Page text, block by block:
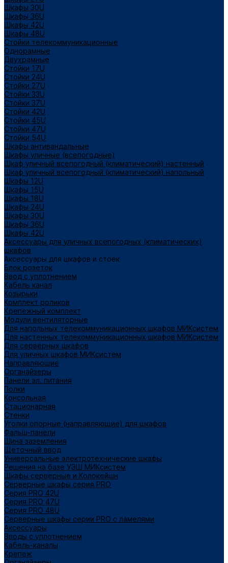
Шкафы 30U
Шкафы 36U
Шкафы 42U
Шкафы 48U
Стойки телекоммуникационные
Однорамные
Двухрамные
Стойки 17U
Стойки 24U
Стойки 27U
Стойки 33U
Стойки 37U
Стойки 42U
Стойки 45U
Стойки 47U
Стойки 54U
Шкафы антивандальные
Шкафы уличные (всепогодные)
Шкаф уличный всепогодный (климатический) настенный
Шкаф уличный всепогодный (климатический) напольный
Шкафы 12U
Шкафы 15U
Шкафы 18U
Шкафы 24U
Шкафы 30U
Шкафы 36U
Шкафы 42U
Аксессуары для уличных всепогодных (климатических)
шкафов
Аксессуары для шкафов и стоек
Блок розеток
Ввод с уплотнением
Кабель канал
Козырьки
Комплект роликов
Крепежный комплект
Модули вентиляторные
Для напольных телекоммуникационных шкафов МИКсистем
Для настенных телекоммуникационных шкафов МИКсистем
Для серверных шкафов
Для уличных шкафов МИКсистем
Направляющие
Органайзеры
Панели эл. питания
Полки
Консольная
Стационарная
Стенки
Уголки опорные (направляющие) для шкафов
Фальш-панели
Шина заземления
Щеточный ввод
Универсальные электротехнические шкафы
Решения на базе УЭШ МИКсистем
Шкафы серверные и Колокейшн
Серверные шкафы серия PRO
Серия PRO 42U
Серия PRO 47U
Серия PRO 48U
Серверные шкафы серии PRO с ламелями
Аксессуары
Вводы с уплотнением
Кабель-каналы
Крепеж